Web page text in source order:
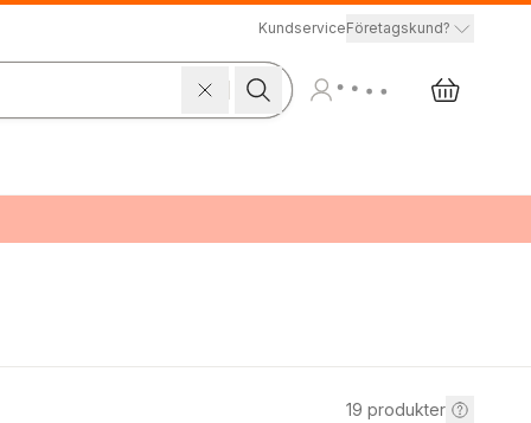
KundserviceFöretagskund?
19 produkter